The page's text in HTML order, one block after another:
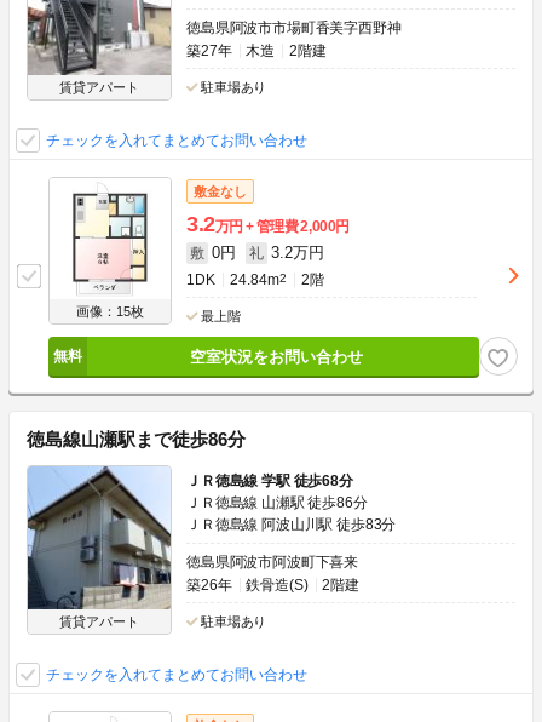
賃貸アパート
徳島県阿波市市場町香美字西野神
築27年
木造 2階建
駐車場あり
チェックを入れてまとめてお問い合わせ
画像：15枚
敷金なし
3.2万円 管理費2,000円
敷 0円 礼 3.2万円
1DK 24.84m2 2階
最上階
空室状況をお問い合わせ
徳島線山瀬駅まで徒歩86分
賃貸アパート
ＪＲ徳島線 学駅 徒歩68分
ＪＲ徳島線 山瀬駅 徒歩86分
ＪＲ徳島線 阿波山川駅 徒歩83分
徳島県阿波市阿波町下喜来
築26年
鉄骨造(S) 2階建
駐車場あり
チェックを入れてまとめてお問い合わせ